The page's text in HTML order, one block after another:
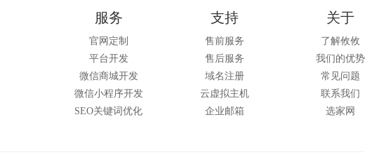
服务
官网定制
平台开发
微信商城开发
微信小程序开发
SEO关键词优化
支持
售前服务
售后服务
域名注册
云虚拟主机
企业邮箱
关于
了解攸攸
我们的优势
常见问题
联系我们
选家网